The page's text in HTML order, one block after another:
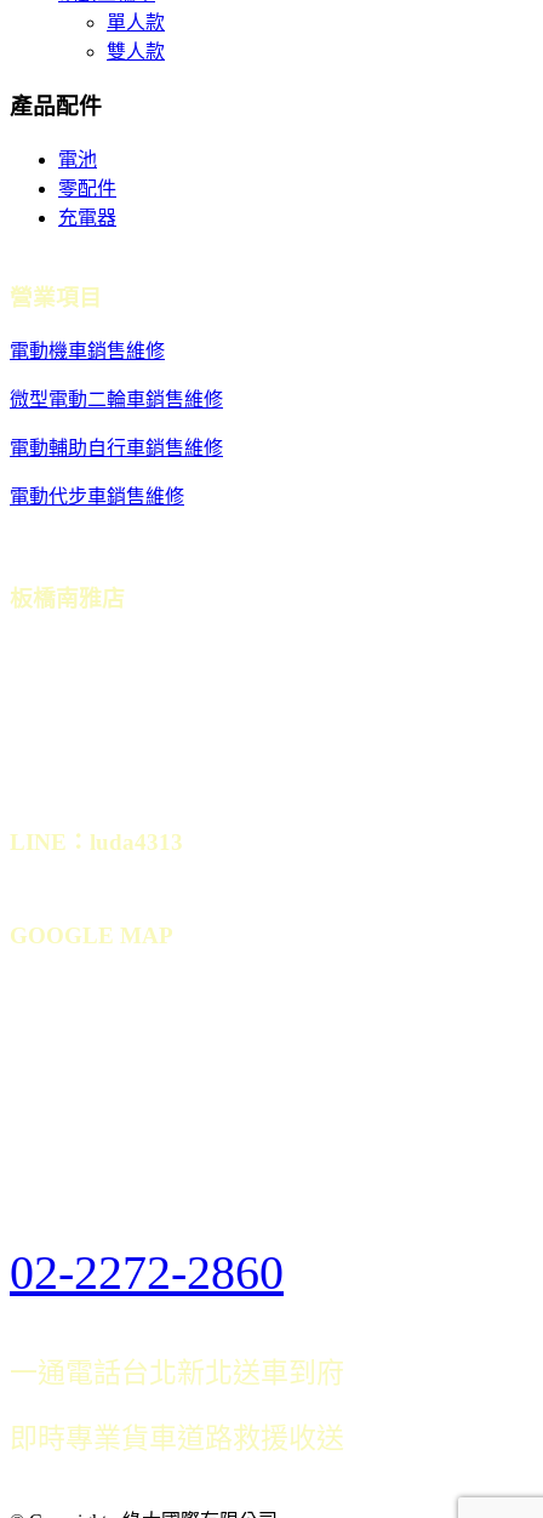
單人款
雙人款
產品配件
電池
零配件
充電器
營業項目
電動機車銷售維修
微型電動二輪車銷售維修
電動輔助自行車銷售維修
電動代步車銷售維修
板橋南雅店
LINE：luda4313
GOOGLE MAP
02-2272-2860
一通電話台北新北送車到府
即時專業貨車道路救援收送